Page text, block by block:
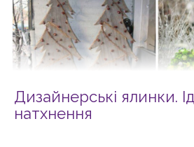
Дизайнерські ялинки.
натхнення